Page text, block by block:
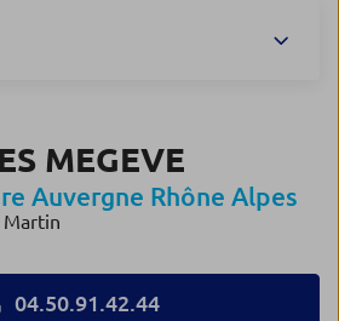
MEGEVE
Auvergne Rhône Alpes
Martin
04.50.91.42.44